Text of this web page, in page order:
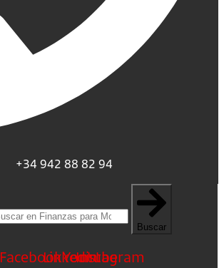
+34 942 88 82 94
Buscar
FacebookLinkedin
Youtube
Instagram